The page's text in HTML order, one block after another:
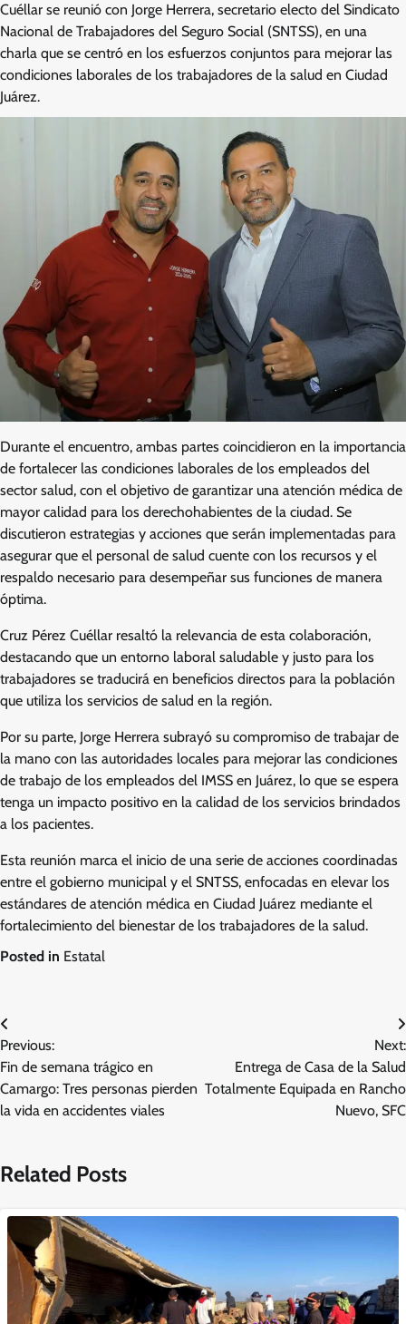
Cuéllar se reunió con Jorge Herrera, secretario electo del Sindicato
Nacional de Trabajadores del Seguro Social (SNTSS), en una
charla que se centró en los esfuerzos conjuntos para mejorar las
condiciones laborales de los trabajadores de la salud en Ciudad
Juárez.
Durante el encuentro, ambas partes coincidieron en la importancia
de fortalecer las condiciones laborales de los empleados del
sector salud, con el objetivo de garantizar una atención médica de
mayor calidad para los derechohabientes de la ciudad. Se
discutieron estrategias y acciones que serán implementadas para
asegurar que el personal de salud cuente con los recursos y el
respaldo necesario para desempeñar sus funciones de manera
óptima.
Cruz Pérez Cuéllar resaltó la relevancia de esta colaboración,
destacando que un entorno laboral saludable y justo para los
trabajadores se traducirá en beneficios directos para la población
que utiliza los servicios de salud en la región.
Por su parte, Jorge Herrera subrayó su compromiso de trabajar de
la mano con las autoridades locales para mejorar las condiciones
de trabajo de los empleados del IMSS en Juárez, lo que se espera
tenga un impacto positivo en la calidad de los servicios brindados
a los pacientes.
Esta reunión marca el inicio de una serie de acciones coordinadas
entre el gobierno municipal y el SNTSS, enfocadas en elevar los
estándares de atención médica en Ciudad Juárez mediante el
fortalecimiento del bienestar de los trabajadores de la salud.
Posted in Estatal
Navegación
de
entradas
Previous:
Fin de semana trágico en
Camargo: Tres personas pierden
la vida en accidentes viales
Next:
Entrega de Casa de la Salud
Totalmente Equipada en Rancho
Nuevo, SFC
Related Posts